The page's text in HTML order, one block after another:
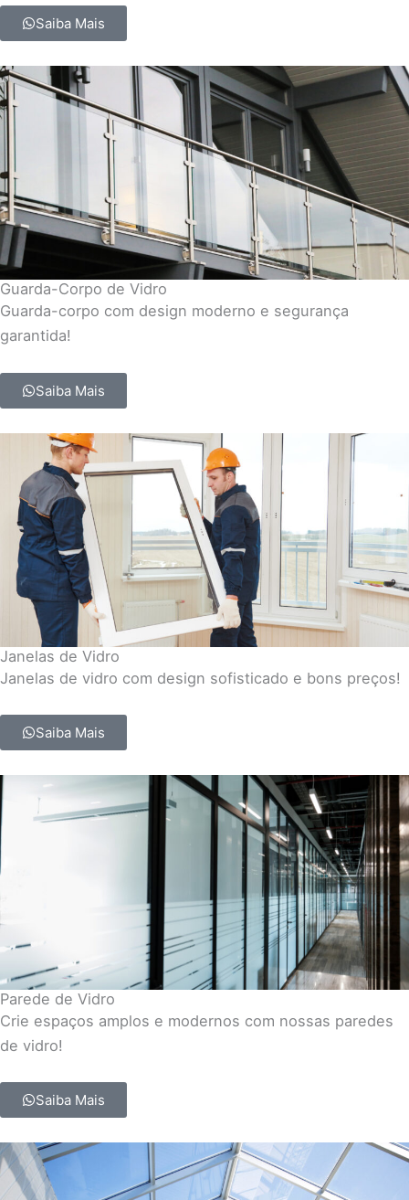
Saiba Mais
Guarda-Corpo de Vidro
Guarda-corpo com design moderno e segurança
garantida!
Saiba Mais
Janelas de Vidro
Janelas de vidro com design sofisticado e bons preços!
Saiba Mais
Parede de Vidro
Crie espaços amplos e modernos com nossas paredes
de vidro!
Saiba Mais